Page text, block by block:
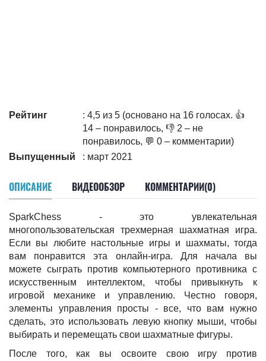
Рейтинг
: 4,5 из 5 (основано на 16 голосах. 👍
14 – понравилось, 👎 2 – не
понравилось, 💬 0 – комментарии)
Выпущенный
: март 2021
ОПИСАНИЕ ВИДЕООБЗОР КОММЕНТАРИИ(0)
SparkChess - это увлекательная
многопользовательская трехмерная шахматная игра.
Если вы любите настольные игры и шахматы, тогда
вам понравится эта онлайн-игра. Для начала вы
можете сыграть против компьютерного противника с
искусственным интеллектом, чтобы привыкнуть к
игровой механике и управлению. Честно говоря,
элементы управления просты - все, что вам нужно
сделать, это использовать левую кнопку мыши, чтобы
выбирать и перемещать свои шахматные фигуры.
После того, как вы освоите свою игру против